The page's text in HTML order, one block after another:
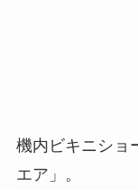
機内ビキニショ
エア」。